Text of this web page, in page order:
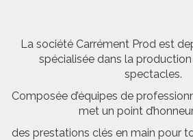
La société Carrément Prod est
spécialisée dans la production
spectacles.
Composée d’équipes de
met un point
des prestations clés en main pour